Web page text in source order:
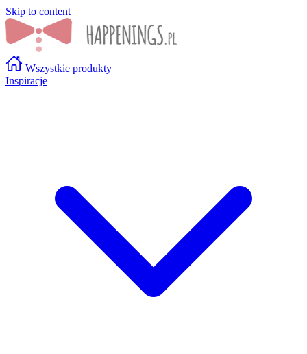
Skip to content
Wszystkie produkty
Inspiracje